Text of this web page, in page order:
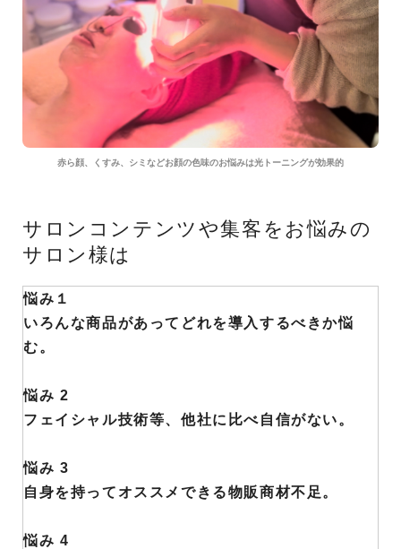
赤ら顔、くすみ、シミなどお顔の色味のお悩みは光トーニングが効果的
サロンコンテンツや集客をお悩みの
サロン様は
悩み１
いろんな商品があってどれを導入するべきか悩
む。
悩み 2
フェイシャル技術等、他社に比べ自信がない。
悩み 3
自身を持ってオススメできる物販商材不足。
悩み 4